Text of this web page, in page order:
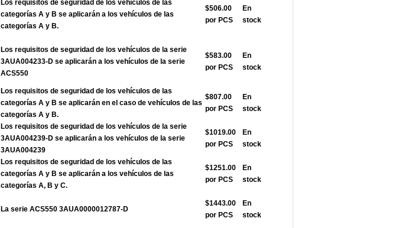
Los requisitos de seguridad de los vehículos de las
categorías A y B se aplicarán a los vehículos de las
categorías A y B.
$506.00
por PCS
En
stock
Los requisitos de seguridad de los vehículos de la serie
3AUA004233-D se aplicarán a los vehículos de la serie
ACS550
$583.00
por PCS
En
stock
Los requisitos de seguridad de los vehículos de las
categorías A y B se aplicarán en el caso de vehículos de las
categorías A y B.
$807.00
por PCS
En
stock
Los requisitos de seguridad de los vehículos de la serie
3AUA004239-D se aplicarán a los vehículos de la serie
3AUA004239
$1019.00
por PCS
En
stock
Los requisitos de seguridad de los vehículos de las
categorías A y B se aplicarán a los vehículos de las
categorías A, B y C.
$1251.00
por PCS
En
stock
La serie ACS550 3AUA0000012787-D
$1443.00
por PCS
En
stock